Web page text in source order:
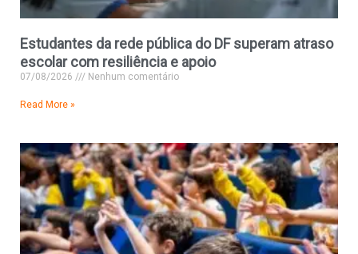
Estudantes da rede pública do DF superam atraso
escolar com resiliência e apoio
07/08/2026 Nenhum comentário
Read More »